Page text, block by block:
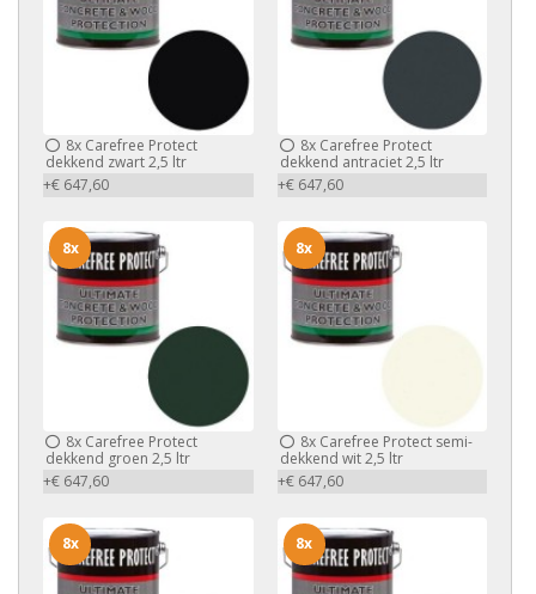
8x Carefree Protect
dekkend zwart 2,5 ltr
+€ 647,60
8xCarefree Protect
dekkend antraciet 2,5 ltr
+€ 647,60
8x Carefree Protect
dekkend groen 2,5 ltr
+€ 647,60
8x
8xCarefree Protect semi-
dekkend wit 2,5 ltr
+€ 647,60
8x
8x 8x